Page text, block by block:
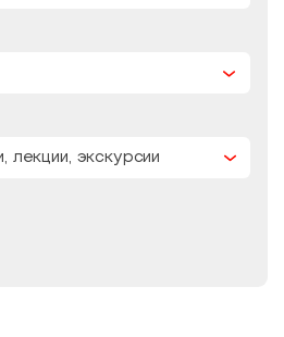
лекции, экскурсии